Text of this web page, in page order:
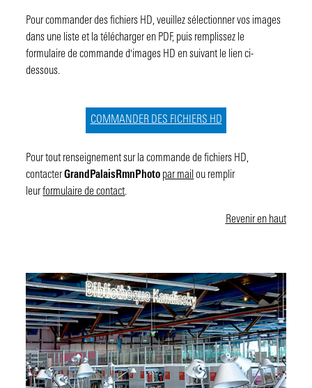
Pour commander des fichiers HD, veuillez sélectionner vos images
dans une liste et la télécharger en PDF, puis remplissez le
formulaire de commande d'images HD en suivant le lien ci-
dessous.
COMMANDER DES FICHIERS HD
Pour tout renseignement sur la commande de fichiers HD,
contacterGrandPalaisRmnPhoto par mail ou remplir
leurformulaire de contact.
Revenir en haut
Image